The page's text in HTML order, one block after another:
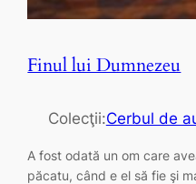
Finul lui Dumnezeu
Colecţii:Cerbul de
A fost odată un om care
păcatu, când e el să fie şi